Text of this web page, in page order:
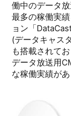
働中のデータ
最多の稼働実
ョン「
(データキャス
も搭載されてお
データ放送用
な稼働実績があ